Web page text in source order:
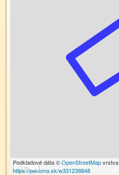
10 m
Podkladové dáta ©OpenStreetMapvrstva
https://poi.oma.sk/w331238848